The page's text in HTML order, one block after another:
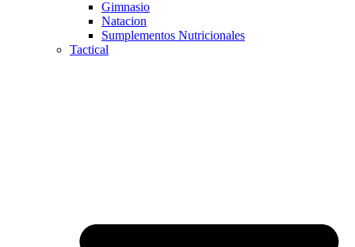
Gimnasio
Natacion
Sumplementos Nutricionales
Tactical